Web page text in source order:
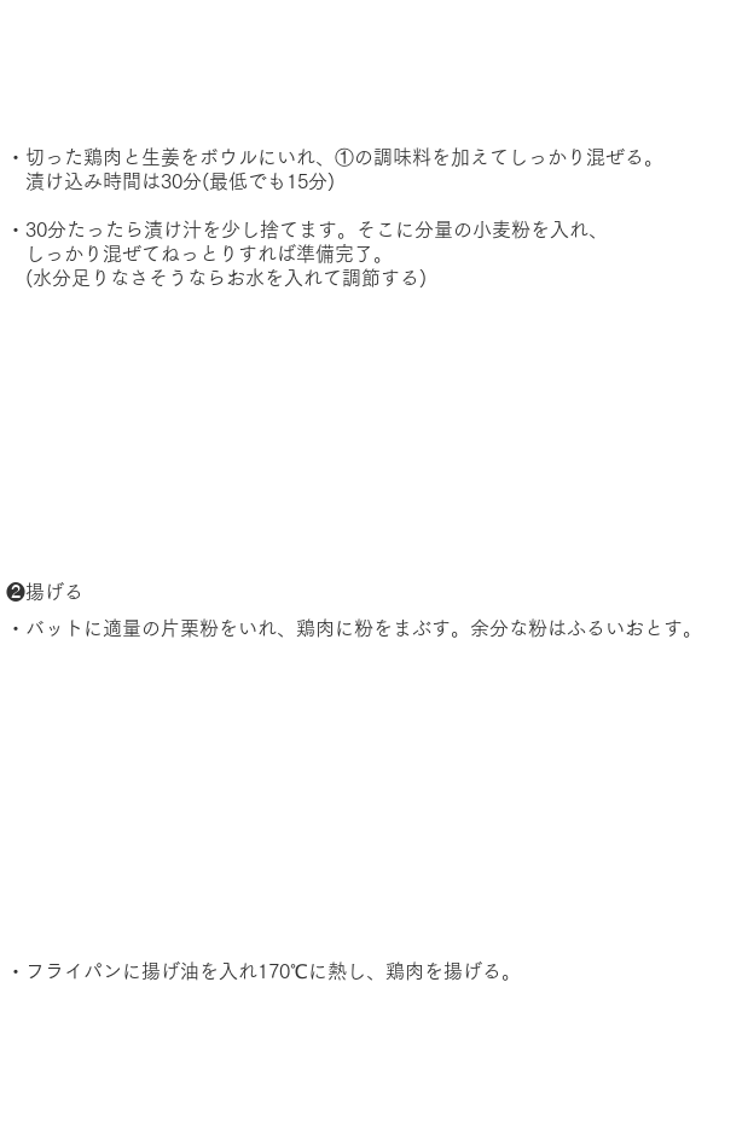
・切った鶏肉と生姜をボウルにいれ、①の調味料を加えてしっかり混ぜる。
漬け込み時間は30分(最低でも15分)
・30分たったら漬け汁を少し捨てます。そこに分量の小麦粉を入れ、
しっかり混ぜてねっとりすれば準備完了。
(水分足りなさそうならお水を入れて調節する)
❷揚げる
・バットに適量の片栗粉をいれ、鶏肉に粉をまぶす。余分な粉はふるいおとす。
・フライパンに揚げ油を入れ170℃に熱し、鶏肉を揚げる。